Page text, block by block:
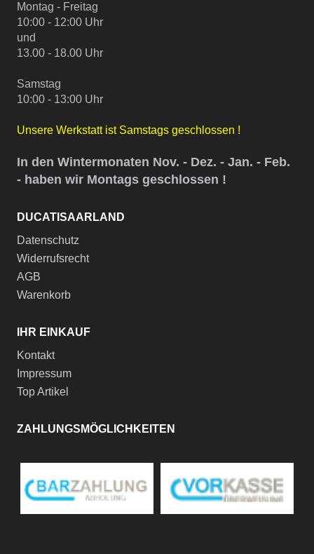
Montag - Freitag
10:00 - 12:00 Uhr
und
13.00 - 18.00 Uhr
Samstag
10:00 - 13:00 Uhr
Unsere Werkstatt ist Samstags geschlossen !
In den Wintermonaten Nov. - Dez. - Jan. - Feb.
- haben wir Montags geschlossen !
DUCATISAARLAND
Datenschutz
Widerrufsrecht
AGB
Warenkorb
IHR EINKAUF
Kontakt
Impressum
Top Artikel
ZAHLUNGSMÖGLICHKEITEN